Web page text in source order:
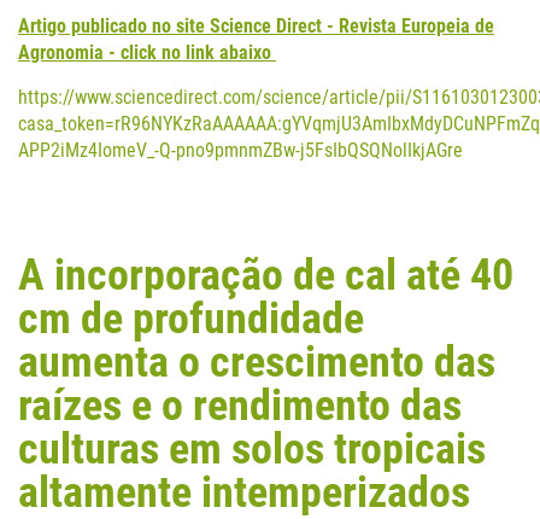
Artigo publicado no site Science Direct - Revista Europeia de
Agronomia - click no link abaixo
https://www.sciencedirect.com/science/article/pii/
APP2iMz4IomeV_-Q-pno9pmnmZBw-j5FsIbQSQNolIkjAGre
A incorporação de cal até 40
cm de profundidade
aumenta o crescimento das
raízes e o rendimento das
culturas em solos tropicais
altamente intemperizados